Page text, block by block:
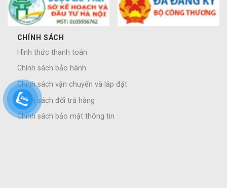
CHÍNH SÁCH
Hình thức thanh toán
Chính sách bảo hành
Chính sách vận chuyển và lắp đặt
Chính sách đổi trả hàng
Chính sách bảo mật thông tin